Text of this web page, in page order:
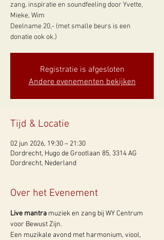
zang, inspiratie en soundfeeling door Yvette,
Mieke, Wim
Deelname 20,- (met smalle beurs is een
donatie ook ok.)
Registratie is afgesloten
Andere evenementen bekijken
Tijd & Locatie
02 jun 2026, 19:30 – 21:30
Dordrecht, Hugo de Grootlaan 85, 3314 AG
Dordrecht, Nederland
Over het Evenement
Live mantra muziek en zang bij WY Centrum
voor Bewust Zijn.
Een muzikale avond met harmonium, viool,